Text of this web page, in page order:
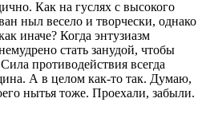
Как на гуслях с высокого
ныл весело и творчески, однако
иначе? Когда энтузиазм
стать занудой, чтобы
противодействия всегда
А в целом как-то так. Думаю,
нытья тоже. Проехали, забыли.